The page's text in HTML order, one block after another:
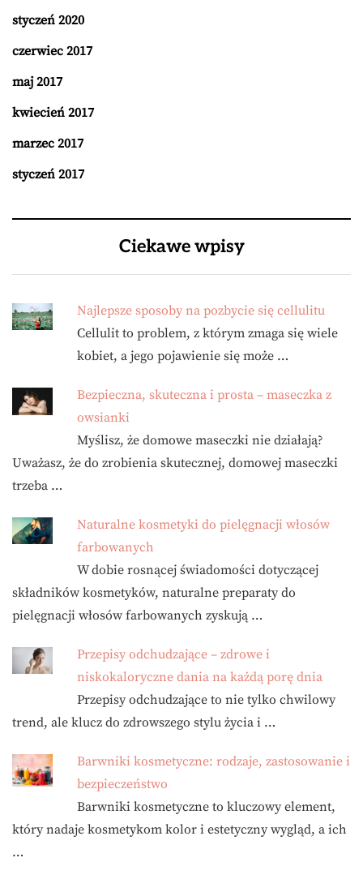
styczeń 2020
czerwiec 2017
maj 2017
kwiecień 2017
marzec 2017
styczeń 2017
Ciekawe wpisy
Najlepsze sposoby na pozbycie się cellulitu
Cellulit to problem, z którym zmaga się wiele
kobiet, a jego pojawienie się może …
Bezpieczna, skuteczna i prosta – maseczka z
owsianki
Myślisz, że domowe maseczki nie działają?
Uważasz, że do zrobienia skutecznej, domowej maseczki
trzeba …
Naturalne kosmetyki do pielęgnacji włosów
farbowanych
W dobie rosnącej świadomości dotyczącej
składników kosmetyków, naturalne preparaty do
pielęgnacji włosów farbowanych zyskują …
Przepisy odchudzające – zdrowe i
niskokaloryczne dania na każdą porę dnia
Przepisy odchudzające to nie tylko chwilowy
trend, ale klucz do zdrowszego stylu życia i …
Barwniki kosmetyczne: rodzaje, zastosowanie i
bezpieczeństwo
Barwniki kosmetyczne to kluczowy element,
który nadaje kosmetykom kolor i estetyczny wygląd, a ich
…